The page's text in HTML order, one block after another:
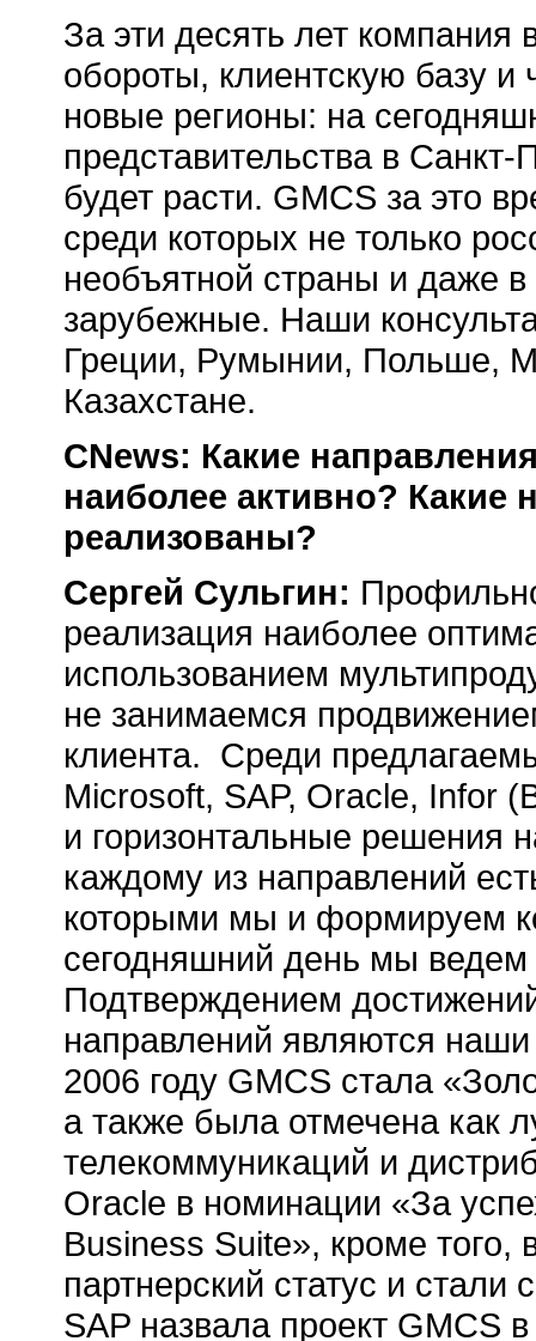
За эти десять лет компания
обороты, клиентскую базу
новые регионы: на
представительства в
будет расти. GMCS за это
среди которых не только
необъятной страны и даже
зарубежные. Наши
Греции, Румынии, Польше,
Казахстане.
CNews: Какие
наиболее активно?
реализованы?
Сергей Сульгин:
реализация наиболее
использованием
не занимаемся
клиента. Среди
Microsoft, SAP, Oracle, Infor
и горизонтальные решения
каждому из направлений
которыми мы и формируем
сегодняшний день мы ведем
Подтверждением
направлений являются
2006 году GMCS стала
а также была отмечена как
телекоммуникаций и
Oracle в номинации «За
Business Suite», кроме
партнерский статус и
SAP назвала проект GMCS